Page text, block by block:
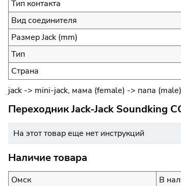
Тип контакта
Вид соединителя
Размер Jack (mm)
Тип
Страна
jack -> mini-jack, мама (female) -> папа
Переходник Jack-Jack Soundking
На этот товар еще нет инструкций
Наличие товара
Омск
В